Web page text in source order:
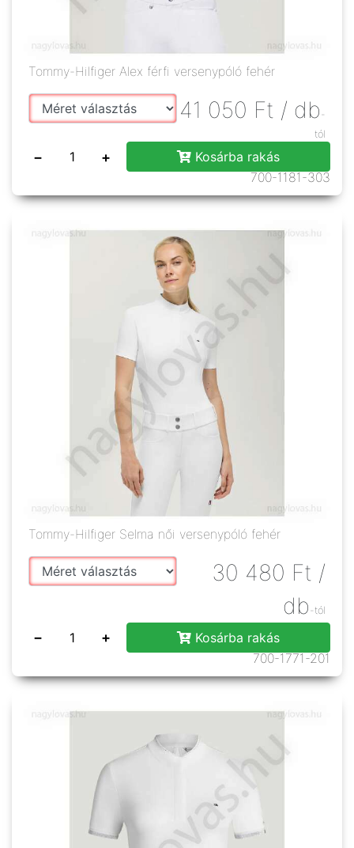
Tommy-Hilfiger Alex férfi versenypóló fehér
41 050 Ft / db -
tól
− +
Kosárba rakás
700-1181-303
Tommy-Hilfiger Selma női versenypóló fehér
30 480 Ft /
db -tól
− +
Kosárba rakás
700-1771-201